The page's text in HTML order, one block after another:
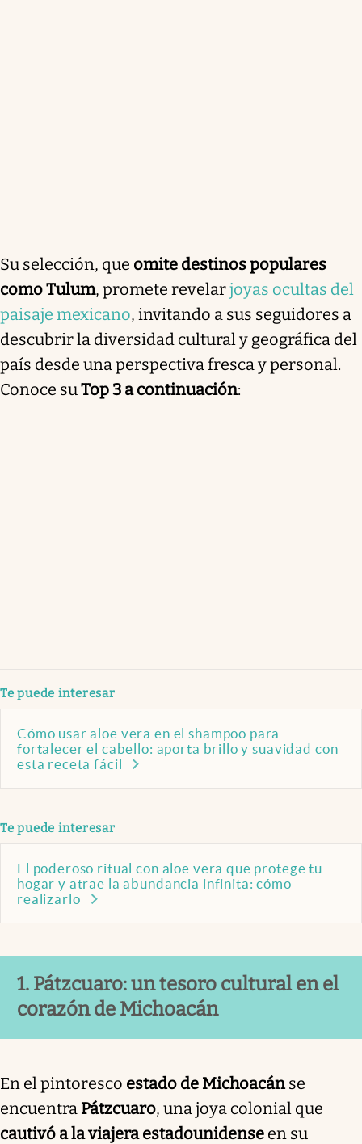
Su selección, que omite destinos populares
como Tulum, promete revelarjoyas ocultas del
paisaje mexicano, invitando a sus seguidores a
descubrir la diversidad cultural y geográfica del
país desde una perspectiva fresca y personal.
Conoce suTop 3 a continuación:
Te puede interesar
Cómo usar aloe vera en el shampoo para
fortalecer el cabello: aporta brillo y suavidad con
esta receta fácil
Te puede interesar
El poderoso ritual con aloe vera que protege tu
hogar y atrae la abundancia infinita: cómo
realizarlo
1. Pátzcuaro: un tesoro cultural en el
corazón de Michoacán
En el pintoresco estado de Michoacánse
encuentra Pátzcuaro, una joya colonial que
cautivó a la viajera estadounidense en su